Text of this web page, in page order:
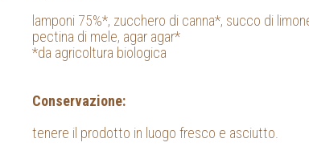
lamponi 75%*, zucchero di canna*, succo di
pectina di mele, agar agar*
*da agricoltura biologica
Conservazione:
tenere il prodotto in luogo fresco e asciutto.